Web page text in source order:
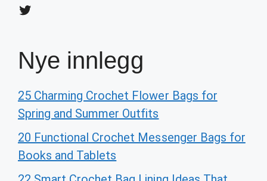
Twitter
Nye innlegg
25 Charming Crochet Flower Bags for
Spring and Summer Outfits
20 Functional Crochet Messenger Bags for
Books and Tablets